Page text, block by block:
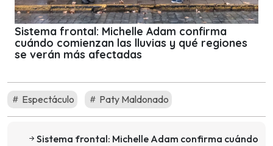
Sistema frontal: Michelle Adam confirma
cuándo comienzan las lluvias y qué regiones
se verán más afectadas
Espectáculo Paty Maldonado
Sistema frontal: Michelle Adam confirma cuándo